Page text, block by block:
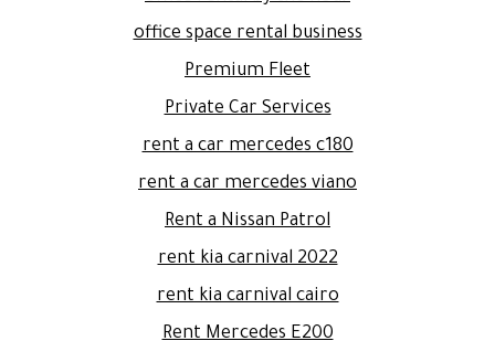
office space rental business
Premium Fleet
Private Car Services
rent a car mercedes c180
rent a car mercedes viano
Rent a Nissan Patrol
rent kia carnival 2022
rent kia carnival cairo
Rent Mercedes E200